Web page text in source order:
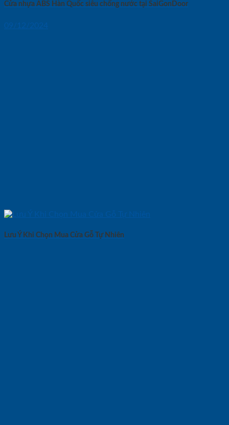
Cửa nhựa ABS Hàn Quốc siêu chống nước tại SaiGonDoor
09/12/2024
Lưu Ý Khi Chọn Mua Cửa Gỗ Tự Nhiên